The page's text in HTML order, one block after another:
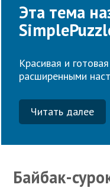
Эта тема
Красивая и
расширенными
Читать далее
Байбак-